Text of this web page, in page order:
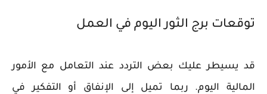
توقعات برج الثور اليوم في العمل
قد يسيطر عليك بعض التردد عند التعامل مع الأمور
المالية اليوم. ربما تميل إلى الإنفاق أو التفكير في